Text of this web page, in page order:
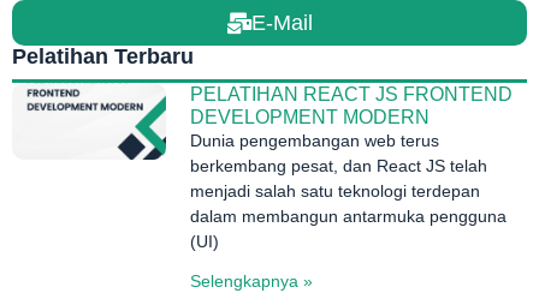
E-Mail
Pelatihan Terbaru
PELATIHAN REACT JS FRONTEND
DEVELOPMENT MODERN
Dunia pengembangan web terus
berkembang pesat, dan React JS telah
menjadi salah satu teknologi terdepan
dalam membangun antarmuka pengguna
(UI)
Selengkapnya »